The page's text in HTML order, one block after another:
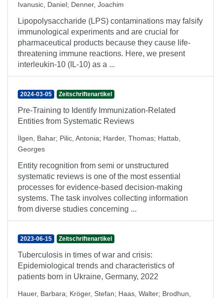
Ivanusic, Daniel; Denner, Joachim
Lipopolysaccharide (LPS) contaminations may falsify
immunological experiments and are crucial for
pharmaceutical products because they cause life-
threatening immune reactions. Here, we present
interleukin-10 (IL-10) as a ...
2024-03-05 Zeitschriftenartikel
Pre-Training to Identify Immunization-Related
Entities from Systematic Reviews
İlgen, Bahar; Pilic, Antonia; Harder, Thomas; Hattab,
Georges
Entity recognition from semi or unstructured
systematic reviews is one of the most essential
processes for evidence-based decision-making
systems. The task involves collecting information
from diverse studies concerning ...
2023-06-15 Zeitschriftenartikel
Tuberculosis in times of war and crisis:
Epidemiological trends and characteristics of
patients born in Ukraine, Germany, 2022
Hauer, Barbara; Kröger, Stefan; Haas, Walter; Brodhun,